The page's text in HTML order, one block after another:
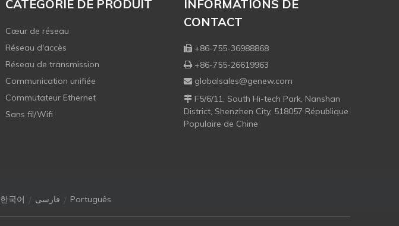
CATÉGORIE DE PRODUIT
Cœur de réseau
Réseau d'accès
Réseau de transmission
Communication unifiée
Commutateur Ethernet
Sans fil/Wifi
INFORMATIONS DE
CONTACT
 +86-755-36988868
 +86-755-26619963
 globalsales@genew.com
 F5/6/11, South Hi-tech Park, Nanshan
District, Shenzhen City, 518057 République
Populaire de Chine
한국어 / فارسی / Português